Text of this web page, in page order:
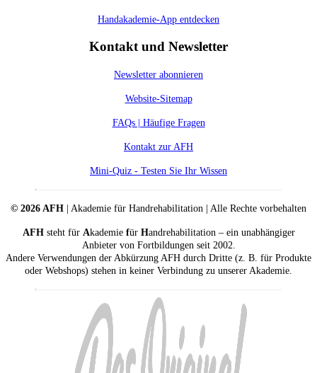
Handakademie-App entdecken
Kontakt und Newsletter
Newsletter abonnieren
Website-Sitemap
FAQs | Häufige Fragen
Kontakt zur AFH
Mini-Quiz - Testen Sie Ihr Wissen
© 2026 AFH | Akademie für Handrehabilitation | Alle Rechte vorbehalten
AFH steht für Akademie für Handrehabilitation – ein unabhängiger
Anbieter von Fortbildungen seit 2002.
Andere Verwendungen der Abkürzung AFH durch Dritte (z. B. für Produkte
oder Webshops) stehen in keiner Verbindung zu unserer Akademie.